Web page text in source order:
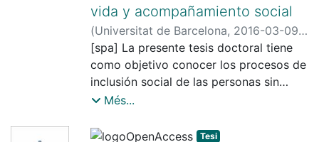
vida y acompañamiento social
(Universitat de Barcelona, 2016-03-09)
Matulic Domandzic, Maria Virginia;
Vicente Zueras, Irene de ;Caïs, Jordi;
Universitat de Barcelona. Departament
de Treball Social i Serveis Socials
[spa] La presente tesis doctoral tiene
como objetivo conocer los procesos de
inclusión social de las personas sin
hogar vinculadas a siete entidades
Persones Sense Llar (XAPSLL) de la
Més...
Tesi